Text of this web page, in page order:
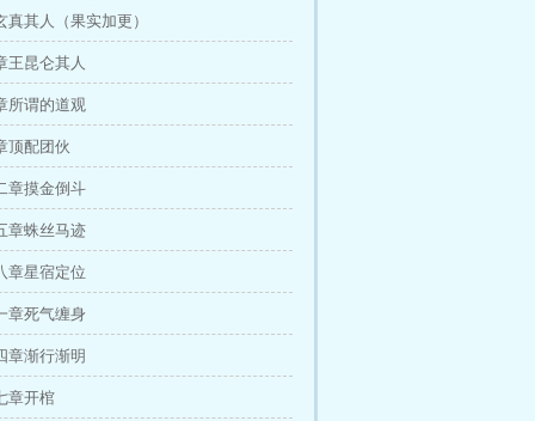
真其人（果实加更）
王昆仑其人
所谓的道观
顶配团伙
章摸金倒斗
章蛛丝马迹
章星宿定位
章死气缠身
章渐行渐明
章开棺